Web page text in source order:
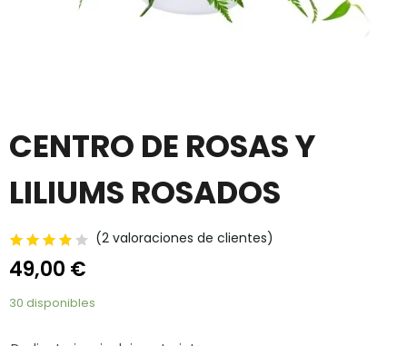
CENTRO DE ROSAS Y
LILIUMS ROSADOS
(2 valoraciones de clientes)
49,00 €
30 disponibles